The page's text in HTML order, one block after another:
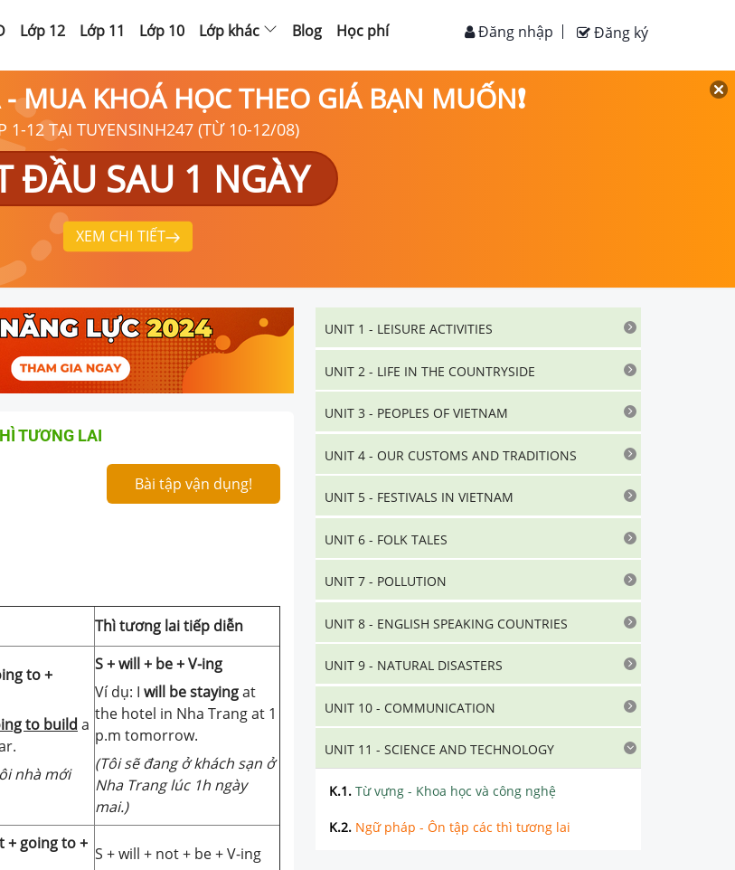
Lớp 12 Lớp 11 Lớp 10 Lớp khác Blog Học phí Đăng ký
Đăng nhập
MUA KHOÁ HỌC THEO GIÁ BẠN MUỐN❗
1-12 TẠI TUYENSINH247 (TỪ 10-12/08)
ĐẦU SAU 1 NGÀY
XEM CHI TIẾT
TƯƠNG LAI
Bài tập vận dụng!
Thì tương lai tiếp diễn
to +
to build a
nhà mới
S + will + be + V-ing
Ví dụ: I will be stayingat
the hotel in Nha Trang at 1
p.m tomorrow.
(Tôi sẽ đang ở khách sạn ở
Nha Trang lúc 1h ngày
mai.)
+ going to +
S + will + not + be + V-ing
UNIT 1 - LEISURE ACTIVITIES
UNIT 2 - LIFE IN THE COUNTRYSIDE
UNIT 3 - PEOPLES OF VIETNAM
UNIT 4 - OUR CUSTOMS AND TRADITIONS
UNIT 5 - FESTIVALS IN VIETNAM
UNIT 6 - FOLK TALES
UNIT 7 - POLLUTION
UNIT 8 - ENGLISH SPEAKING COUNTRIES
UNIT 9 - NATURAL DISASTERS
UNIT 10 - COMMUNICATION
UNIT 11 - SCIENCE AND TECHNOLOGY
K.1. Từ vựng - Khoa học và công nghệ
K.2. Ngữ pháp - Ôn tập các thì tương lai